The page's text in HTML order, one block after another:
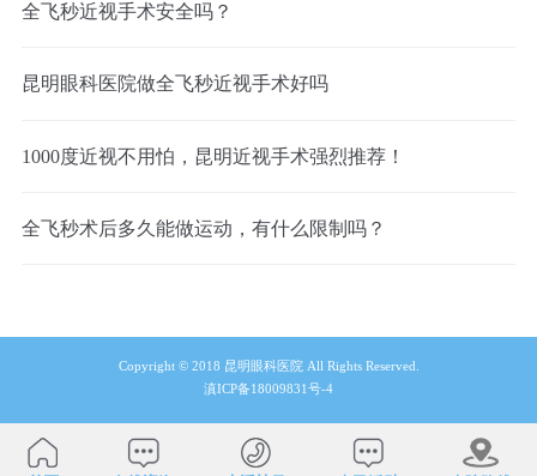
全飞秒近视手术安全吗？
昆明眼科医院做全飞秒近视手术好吗
1000度近视不用怕，昆明近视手术强烈推荐！
全飞秒术后多久能做运动，有什么限制吗？
Copyright © 2018 昆明眼科医院 All Rights Reserved.
滇ICP备18009831号-4